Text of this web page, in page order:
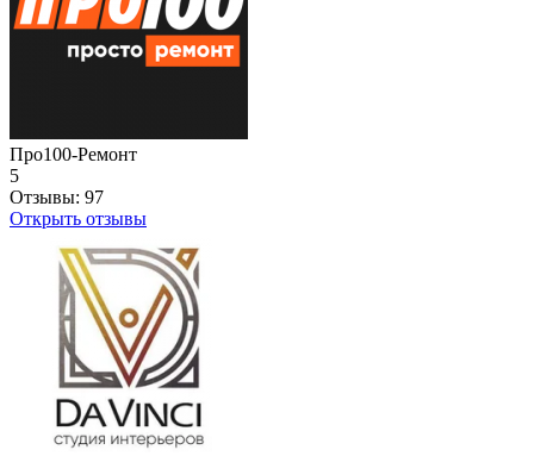
Про100-Ремонт
5
Отзывы: 97
Открыть отзывы